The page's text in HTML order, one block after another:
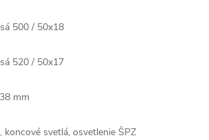
500 / 50x18
520 / 50x17
mm
koncové svetlá, osvetlenie ŠPZ